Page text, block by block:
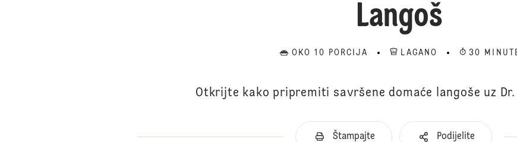
Langoš
OKO 10 PORCIJA LAGANO 30
Otkrijte kako pripremiti savršene domaće langoše uz
Štampajte Podijelite